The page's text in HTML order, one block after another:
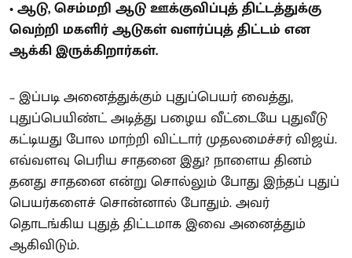
• ஆடு, செம்மறி ஆடு ஊக்குவிப்புத் திட்டத்துக்கு
வெற்றி மகளிர் ஆடுகள் வளர்ப்புத் திட்டம் என
ஆக்கி இருக்கிறார்கள்.
– இப்படி அனைத்துக்கும் புதுப்பெயர் வைத்து,
புதுப்பெயிண்ட் அடித்து பழைய வீட்டையே புதுவீடு
கட்டியது போல மாற்றி விட்டார் முதலமைச்சர் விஜய்.
எவ்வளவு பெரிய சாதனை இது? நாளைய தினம்
தனது சாதனை என்று சொல்லும் போது இந்தப் புதுப்
பெயர்களைச் சொன்னால் போதும். அவர்
தொடங்கிய புதுத் திட்டமாக இவை அனைத்தும்
ஆகிவிடும்.